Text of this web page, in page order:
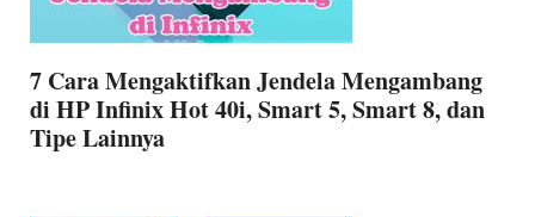
7 Cara Mengaktifkan Jendela Mengambang
di HP Infinix Hot 40i, Smart 5, Smart 8, dan
Tipe Lainnya